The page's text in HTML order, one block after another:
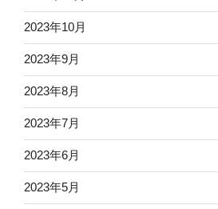
2023年10月
2023年9月
2023年8月
2023年7月
2023年6月
2023年5月